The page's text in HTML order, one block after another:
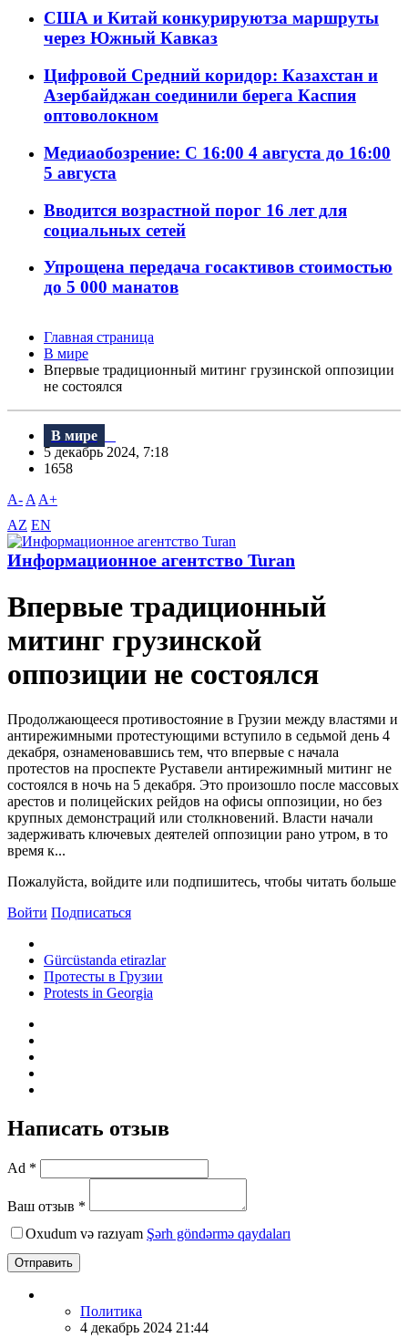
США и Китай конкурируютза маршруты
через Южный Кавказ
Цифровой Средний коридор: Казахстан и
Азербайджан соединили берега Каспия
оптоволокном
Медиаобозрение: С 16:00 4 августа до 16:00
5 августа
Вводится возрастной порог 16 лет для
социальных сетей
Упрощена передача госактивов стоимостью
до 5 000 манатов
Главная страница
В мире
Впервые традиционный митинг грузинской оппозиции
не состоялся
В мире
5 декабрь 2024, 7:18
1658
A- A A+
AZ EN
Информационное агентство Turan
Впервые традиционный
митинг грузинской
оппозиции не состоялся
Продолжающееся противостояние в Грузии между властями и
антирежимными протестующими вступило в седьмой день 4
декабря, ознаменовавшись тем, что впервые с начала
протестов на проспекте Руставели антирежимный митинг не
состоялся в ночь на 5 декабря. Это произошло после массовых
арестов и полицейских рейдов на офисы оппозиции, но без
крупных демонстраций или столкновений. Власти начали
задерживать ключевых деятелей оппозиции рано утром, в то
время к...
Пожалуйста, войдите или подпишитесь, чтобы читать больше
Войти Подписаться
Gürcüstanda etirazlar
Протесты в Грузии
Protests in Georgia
Написать отзыв
Ad *
Ваш отзыв *
Oxudum və razıyam Şərh göndərmə qaydaları
Отправить
Политика
4 декабрь 2024 21:44